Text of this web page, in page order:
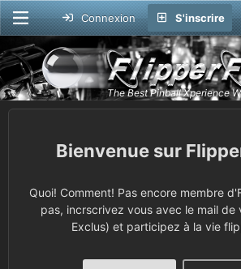
Connexion S'inscrire
Quoi! Comment! Pas encore membre
pas, incrscrivez vous avec le mail de
Exclus) et participez à la vie